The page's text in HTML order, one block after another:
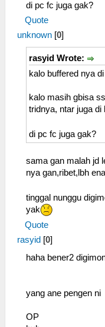
di pc fc juga gak?
Quote
unknown [0]
rasyid Wrote:
kalo buffered nya
kalo masih gbisa
tridnya, ntar juga
di pc fc juga gak?
sama gan malah jd
nya gan,ribet,lbh
tinggal nunggu
yak
Quote
rasyid [0]
haha bener2
yang ane pengen ni
OP